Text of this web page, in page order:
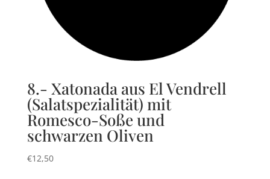
8.- Xatonada aus El Vendrell
(Salatspezialität) mit
Romesco-Soße und
schwarzen Oliven
€12,50